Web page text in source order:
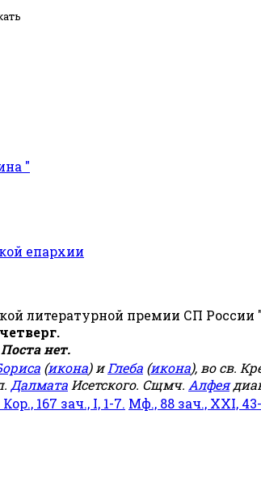
"
епархии
литературной премии СП России
Поста нет.
(икона) иГлеба (икона), во св.
Далмата Исетского. Сщмч. Алфея
Кор., 167 зач., I, 1-7. Мф., 88 зач., XXI,